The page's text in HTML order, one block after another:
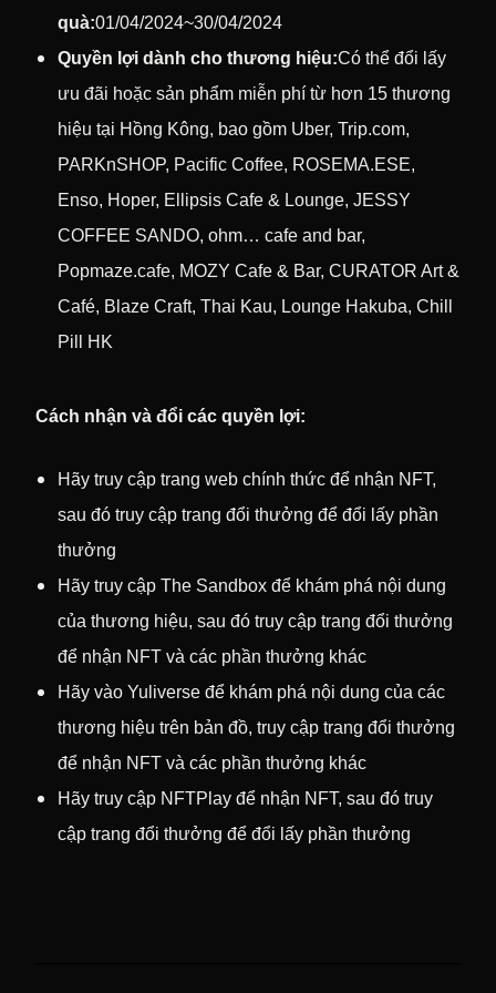
quà:01/04/2024~30/04/2024
Quyền lợi dành cho thương hiệu:Có thể đổi lấy
ưu đãi hoặc sản phẩm miễn phí từ hơn 15 thương
hiệu tại Hồng Kông, bao gồm Uber, Trip.com,
PARKnSHOP, Pacific Coffee, ROSEMA.ESE,
Enso, Hoper, Ellipsis Cafe & Lounge, JESSY
COFFEE SANDO, ohm… cafe and bar,
Popmaze.cafe, MOZY Cafe & Bar, CURATOR Art &
Café, Blaze Craft, Thai Kau, Lounge Hakuba, Chill
Pill HK
Cách nhận và đổi các quyền lợi:
Hãy truy cập trang web chính thức để nhận NFT,
sau đó truy cập trang đổi thưởng để đổi lấy phần
thưởng
Hãy truy cập The Sandbox để khám phá nội dung
của thương hiệu, sau đó truy cập trang đổi thưởng
để nhận NFT và các phần thưởng khác
Hãy vào Yuliverse để khám phá nội dung của các
thương hiệu trên bản đồ, truy cập trang đổi thưởng
để nhận NFT và các phần thưởng khác
Hãy truy cập NFTPlay để nhận NFT, sau đó truy
cập trang đổi thưởng để đổi lấy phần thưởng